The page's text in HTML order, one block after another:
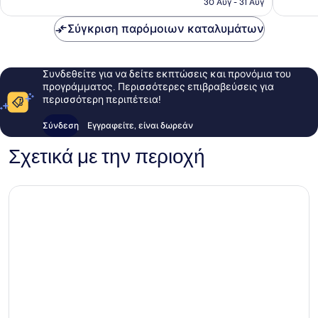
Σύγκριση παρόμοιων καταλυμάτων
Συνδεθείτε για να δείτε εκπτώσεις και προνόμια του
προγράμματος. Περισσότερες επιβραβεύσεις για
περισσότερη περιπέτεια!
Σύνδεση Εγγραφείτε, είναι δωρεάν
Σχετικά με την περιοχή